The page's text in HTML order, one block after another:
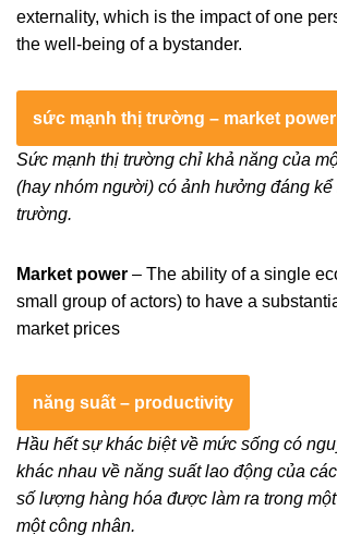
externality, which is the impact of one
the well-being of a bystander.
sức mạnh thị trường – market power
Sức mạnh thị trường chỉ khả năng của
(hay nhóm người) có ảnh hưởng đáng kể
trường.
Market power – The ability of a single
small group of actors) to have a
market prices
năng suất – productivity
Hầu hết sự khác biệt về mức sống có
khác nhau về năng suất lao động của
số lượng hàng hóa được làm ra trong
một công nhân.